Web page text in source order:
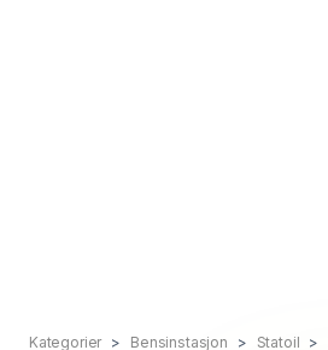
Kategorier Bensinstasjon Statoil